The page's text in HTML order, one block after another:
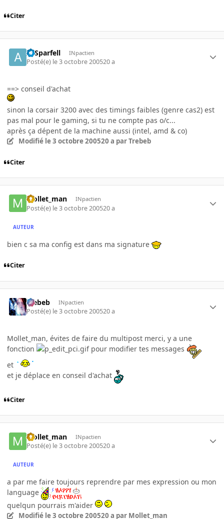
Citer
ArSparfell INpactien
Posté(e) le 3 octobre 200520 a
==> conseil d'achat
sinon la corsair 3200 avec des timings faibles (genre cas2) est
pas mal pour le gaming, si tu ne compte pas o/c...
après ça dépent de la machine aussi (intel, amd & co)
Modifié le 3 octobre 200520 a par Trebeb
Citer
Mollet_man INpactien
Posté(e) le 3 octobre 200520 a
AUTEUR
bien c sa ma config est dans ma signature
Citer
Trebeb INpactien
Posté(e) le 3 octobre 200520 a
Mollet_man, évites de faire du multipost merci, y a une
fonction
pour modifier tes messages
et
et je déplace en conseil d'achat
Citer
Mollet_man INpactien
Posté(e) le 3 octobre 200520 a
AUTEUR
a par me faire toujours reprendre par mes expression ou mon
language
quelqun pourrais m'aider
Modifié le 3 octobre 200520 a par Mollet_man